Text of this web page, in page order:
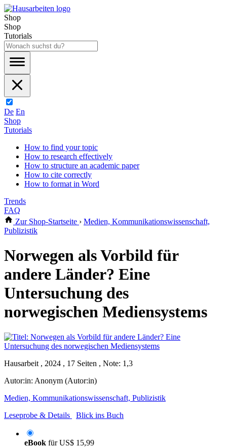
Shop
Shop
Tutorials
De En
Shop
Tutorials
How to find your topic
How to research effectively
How to structure an academic paper
How to cite correctly
How to format in Word
Trends
FAQ
Zur Shop-Startseite › Medien, Kommunikationswissenschaft,
Publizistik
Norwegen als Vorbild für
andere Länder? Eine
Untersuchung des
norwegischen Mediensystems
Hausarbeit , 2024 , 17 Seiten , Note: 1,3
Autor:in: Anonym (Autor:in)
Medien, Kommunikationswissenschaft, Publizistik
Leseprobe & Details
Blick ins Buch
eBook fürUS$ 15,99